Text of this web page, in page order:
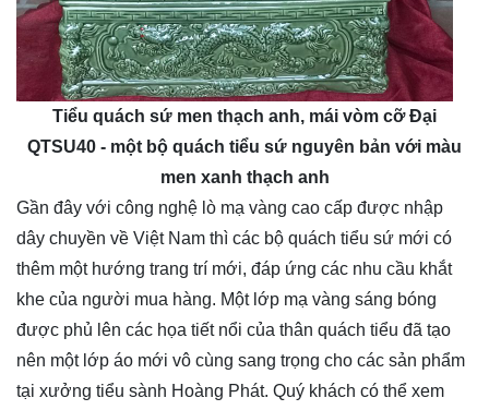
Tiểu quách sứ men thạch anh, mái vòm cỡ Đại
QTSU40 - một bộ quách tiểu sứ nguyên bản với màu
men xanh thạch anh
Gần đây với công nghệ lò mạ vàng cao cấp được nhập
dây chuyền về Việt Nam thì các bộ quách tiểu sứ mới có
thêm một hướng trang trí mới, đáp ứng các nhu cầu khắt
khe của người mua hàng. Một lớp mạ vàng sáng bóng
được phủ lên các họa tiết nổi của thân quách tiểu đã tạo
nên một lớp áo mới vô cùng sang trọng cho các sản phẩm
tại xưởng tiểu sành Hoàng Phát. Quý khách có thể xem